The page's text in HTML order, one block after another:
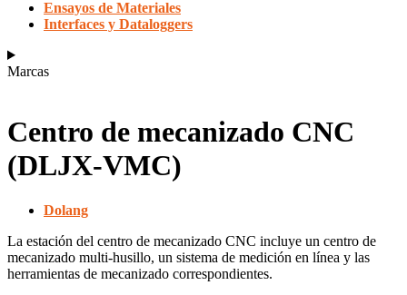
Ensayos de Materiales
Interfaces y Dataloggers
Marcas
Centro de mecanizado CNC
(DLJX-VMC)
Dolang
La estación del centro de mecanizado CNC incluye un centro de
mecanizado multi-husillo, un sistema de medición en línea y las
herramientas de mecanizado correspondientes.